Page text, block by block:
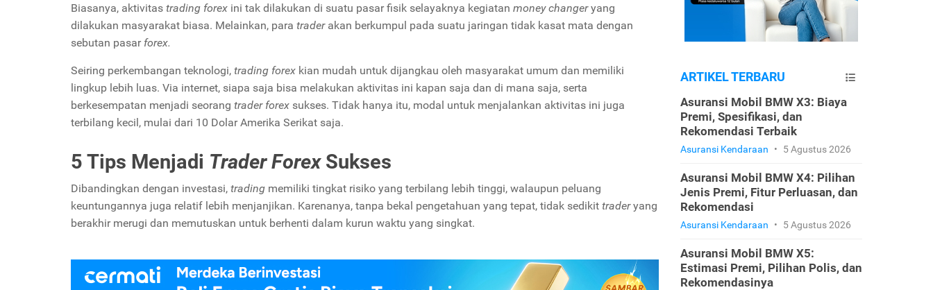
Biasanya, aktivitas trading forex ini tak dilakukan di suatu pasar fisik selayaknya kegiatan money changeryang
dilakukan masyarakat biasa. Melainkan, para traderakan berkumpul pada suatu jaringan tidak kasat mata dengan
sebutan pasar forex.
Seiring perkembangan teknologi, trading forex kian mudah untuk dijangkau oleh masyarakat umum dan memiliki
lingkup lebih luas. Via internet, siapa saja bisa melakukan aktivitas ini kapan saja dan di mana saja, serta
berkesempatan menjadi seorang trader forex sukses. Tidak hanya itu, modal untuk menjalankan aktivitas ini juga
terbilang kecil, mulai dari 10 Dolar Amerika Serikat saja.
5 Tips Menjadi Trader Forex Sukses
Dibandingkan dengan investasi, trading memiliki tingkat risiko yang terbilang lebih tinggi, walaupun peluang
keuntungannya juga relatif lebih menjanjikan. Karenanya, tanpa bekal pengetahuan yang tepat, tidak sedikit traderyang
berakhir merugi dan memutuskan untuk berhenti dalam kurun waktu yang singkat.
ARTIKEL TERBARU
Asuransi Mobil BMW X3: Biaya
Premi, Spesifikasi, dan
Rekomendasi Terbaik
Asuransi Kendaraan • 5 Agustus 2026
Asuransi Mobil BMW X4: Pilihan
Jenis Premi, Fitur Perluasan, dan
Rekomendasi
Asuransi Kendaraan • 5 Agustus 2026
Asuransi Mobil BMW X5:
Estimasi Premi, Pilihan Polis, dan
Rekomendasinya